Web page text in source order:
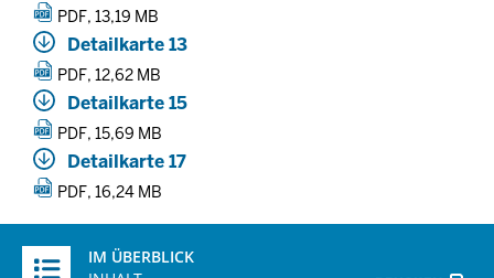
PDF, 13,19 MB
Detailkarte 13
PDF, 12,62 MB
Detailkarte 15
PDF, 15,69 MB
Detailkarte 17
PDF, 16,24 MB
Inhalte
IM ÜBERBLICK